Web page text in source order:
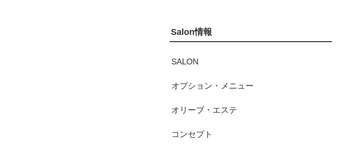
Salon情報
SALON
オプション・メニュー
オリーブ・エステ
コンセプト